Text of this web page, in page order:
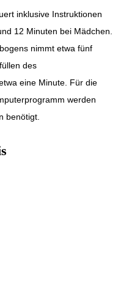
inklusive Instruktionen
12 Minuten bei Mädchen.
nimmt etwa fünf
des
eine Minute. Für die
werden
benötigt.